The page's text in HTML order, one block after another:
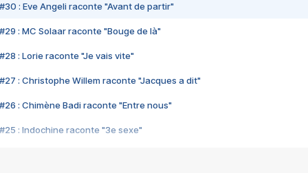
#30 : Eve Angeli raconte "Avant de partir"
#29 : MC Solaar raconte "Bouge de là"
#28 : Lorie raconte "Je vais vite"
#27 : Christophe Willem raconte "Jacques a dit"
#26 : Chimène Badi raconte "Entre nous"
#25 : Indochine raconte "3e sexe"